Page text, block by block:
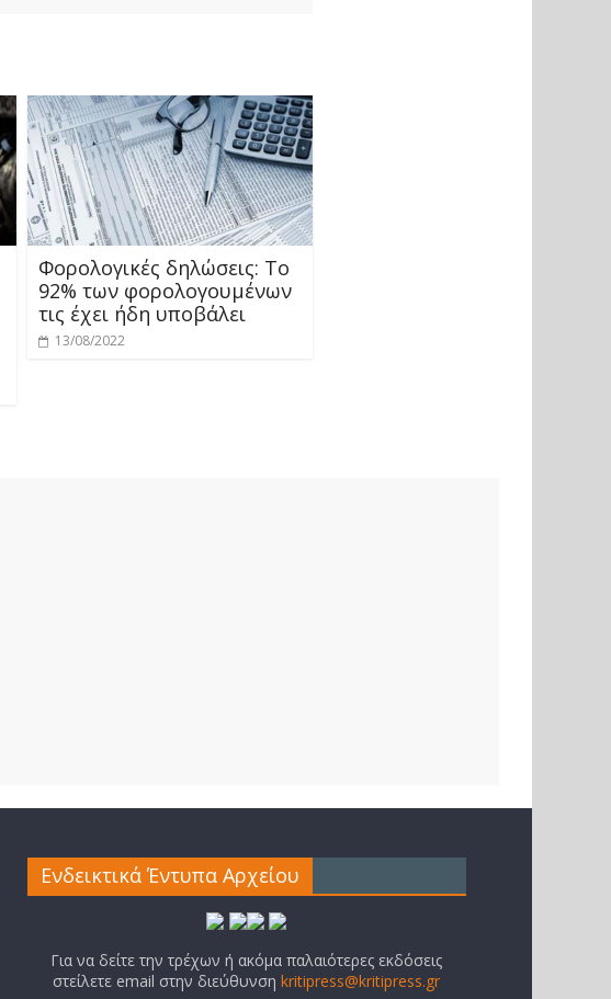
Φορολογικές δηλώσεις: Το
92% των φορολογουμένων
τις έχει ήδη υποβάλει
13/08/2022
Ενδεικτικά Έντυπα Αρχείου
Για να δείτε την τρέχων ή ακόμα παλαιότερες εκδόσεις
στείλετε email στην διεύθυνσηkritipress@kritipress.gr